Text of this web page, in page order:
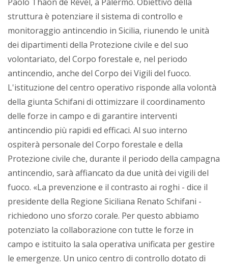
struttura è potenziare il sistema di controllo e
monitoraggio antincendio in Sicilia, riunendo le unità
dei dipartimenti della Protezione civile e del suo
volontariato, del Corpo forestale e, nel periodo
antincendio, anche del Corpo dei Vigili del fuoco.
L'istituzione del centro operativo risponde alla volontà
della giunta Schifani di ottimizzare il coordinamento
delle forze in campo e di garantire interventi
antincendio più rapidi ed efficaci. Al suo interno
ospiterà personale del Corpo forestale e della
Protezione civile che, durante il periodo della campagna
antincendio, sarà affiancato da due unità dei vigili del
fuoco. «La prevenzione e il contrasto ai roghi - dice il
presidente della Regione Siciliana Renato Schifani -
richiedono uno sforzo corale. Per questo abbiamo
potenziato la collaborazione con tutte le forze in
campo e istituito la sala operativa unificata per gestire
le emergenze. Un unico centro di controllo dotato di